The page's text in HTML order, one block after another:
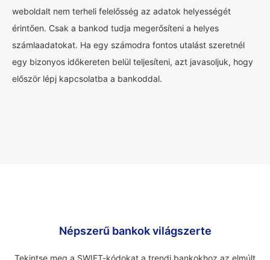
weboldalt nem terheli felelősség az adatok helyességét
érintően. Csak a bankod tudja megerősíteni a helyes
számlaadatokat. Ha egy számodra fontos utalást szeretnél
egy bizonyos időkereten belül teljesíteni, azt javasoljuk, hogy
először lépj kapcsolatba a bankoddal.
Népszerű bankok világszerte
Tekintse meg a SWIFT-kódokat a trendi bankokhoz az elmúlt